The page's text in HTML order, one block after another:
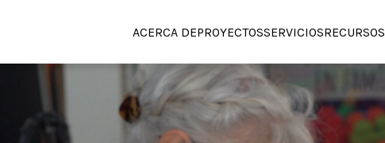
ACERCA DEPROYECTOSSERVICIOSRECURSOS